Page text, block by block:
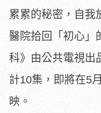
累累的秘密， 自我
醫院拾回「初心」
科》由公共電視出
計10集，即將在5
映。